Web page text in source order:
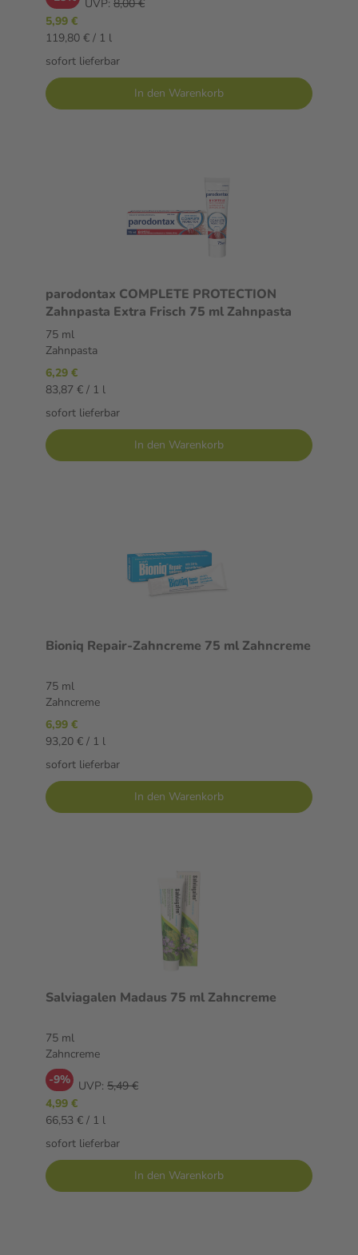
UVP: 8,00 €
5,99 €
119,80 € / 1 l
sofort lieferbar
In den Warenkorb
parodontax COMPLETE PROTECTION
Zahnpasta Extra Frisch 75 ml Zahnpasta
75 ml
Zahnpasta
6,29 €
83,87 € / 1 l
sofort lieferbar
In den Warenkorb
Bioniq Repair-Zahncreme 75 ml Zahncreme
75 ml
Zahncreme
6,99 €
93,20 € / 1 l
sofort lieferbar
In den Warenkorb
Salviagalen Madaus 75 ml Zahncreme
75 ml
Zahncreme
-9% UVP: 5,49 €
4,99 €
66,53 € / 1 l
sofort lieferbar
In den Warenkorb